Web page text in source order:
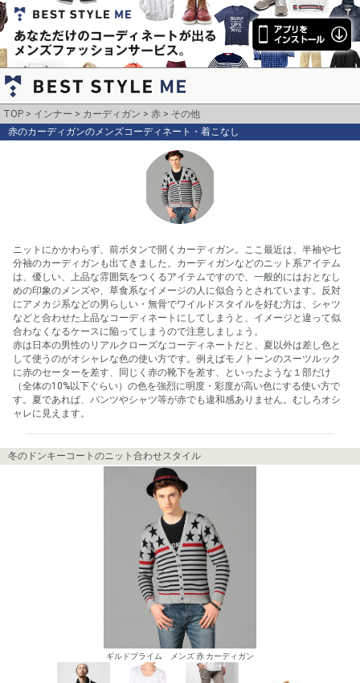
TOP インナー カーディガン 赤
その他
赤のカーディガンのメンズコーディネート・着こなし
ニットにかかわらず、前ボタンで開くカーディガン。ここ最近は、半袖や七
分袖のカーディガンも出てきました。カーディガンなどのニット系アイテム
は、優しい、上品な雰囲気をつくるアイテムですので、一般的にはおとなし
めの印象のメンズや、草食系なイメージの人に似合うとされています。反対
にアメカジ系などの男らしい・無骨でワイルドスタイルを好む方は、シャツ
などと合わせた上品なコーディネートにしてしまうと、イメージと違って似
合わなくなるケースに陥ってしまうので注意しましょう。
赤は日本の男性のリアルクローズなコーディネートだと、夏以外は差し色と
して使うのがオシャレな色の使い方です。例えばモノトーンのスーツルック
に赤のセーターを差す、同じく赤の靴下を差す、といったような１部だけ
（全体の10%以下ぐらい）の色を強烈に明度・彩度が高い色にする使い方で
す。夏であれば、パンツやシャツ等が赤でも違和感ありません。むしろオシ
ャレに見えます。
冬のドンキーコートのニット合わせスタイル
ギルドプライム メンズ 赤 カーディガン